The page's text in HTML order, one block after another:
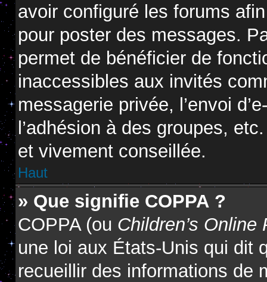
avoir configuré les forums
pour poster des messages.
permet de bénéficier de
inaccessibles aux invités
messagerie privée, l’envoi
l’adhésion à des groupes,
et vivement conseillée.
Haut
» Que signifie COPPA ?
COPPA (ou Children’s
une loi aux États-Unis qui dit
recueillir des informations de